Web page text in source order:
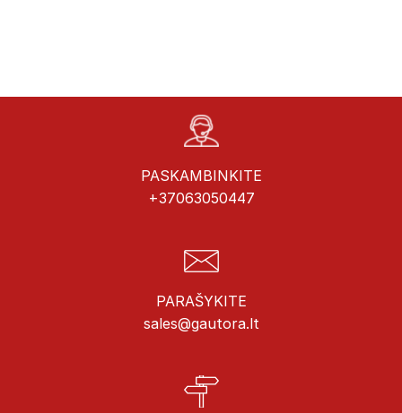
PASKAMBINKITE
+37063050447
PARAŠYKITE
sales@gautora.lt